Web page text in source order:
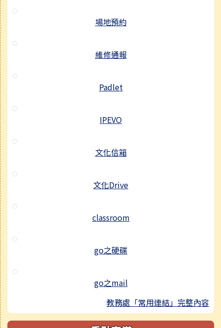
場地預約
維修通報
Padlet
IPEVO
文化信箱
文化Drive
classroom
go之硬碟
go之mail
教務處「常用連結」完整內容